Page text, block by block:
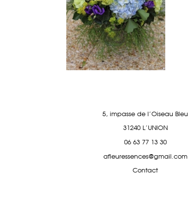
5, impasse de l'Oiseau Bleu
31240 L'UNION
06 63 77 13 30
afleuressences@gmail.com
Contact